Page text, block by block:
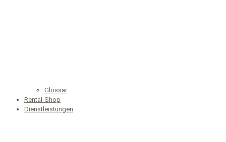
Glossar
Rental-Shop
Dienstleistungen